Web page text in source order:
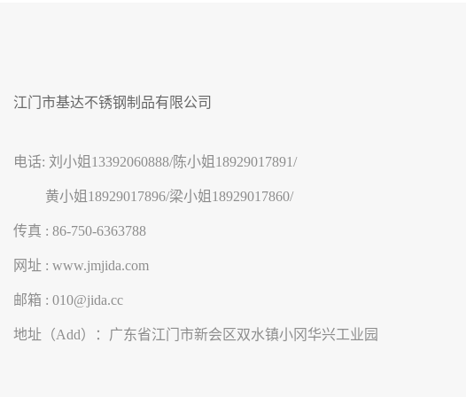
江门市基达不锈钢制品有限公司
电话: 刘小姐13392060888/陈小姐18929017891/
黄小姐18929017896/梁小姐18929017860/
传真 : 86-750-6363788
网址 : www.jmjida.com
邮箱 : 010@jida.cc
地址（Add）：广东省江门市新会区双水镇小冈华兴工业园